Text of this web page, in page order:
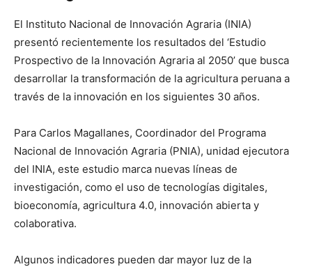
El Instituto Nacional de Innovación Agraria (INIA)
presentó recientemente los resultados del ‘Estudio
Prospectivo de la Innovación Agraria al 2050’ que busca
desarrollar la transformación de la agricultura peruana a
través de la innovación en los siguientes 30 años.
Para Carlos Magallanes, Coordinador del Programa
Nacional de Innovación Agraria (PNIA), unidad ejecutora
del INIA, este estudio marca nuevas líneas de
investigación, como el uso de tecnologías digitales,
bioeconomía, agricultura 4.0, innovación abierta y
colaborativa.
Algunos indicadores pueden dar mayor luz de la